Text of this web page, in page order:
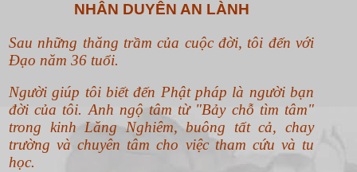
NHÂN DUYÊN AN LÀNH
Sau những thăng trầm của cuộc đời, tôi đến với
Đạo năm 36 tuổi.
Người giúp tôi biết đến Phật pháp là người bạn
đời của tôi. Anh ngộ tâm từ "Bảy chỗ tìm tâm"
trong kinh Lăng Nghiêm, buông tất cả, chay
trường và chuyên tâm cho việc tham cứu và tu
học.